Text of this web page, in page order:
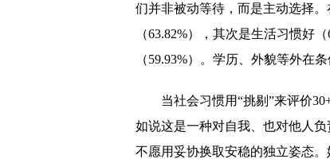
们并非被动等待，而是主动选择
（63.82%），其次是生活习惯好
（59.93%）。学历、外貌等外在
当社会习惯用“挑剔”来评价
如说这是一种对自我、也对他人负
不愿用妥协换取安稳的独立姿态。